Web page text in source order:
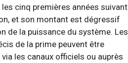
cinq premières années suivant
et son montant est dégressif
de la puissance du système. Les
de la prime peuvent être
les canaux officiels ou auprès